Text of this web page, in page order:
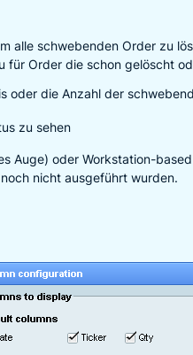
alle schwebenden Order zu
für Order die schon gelöscht
oder die Anzahl der
zu sehen
Auge) oder Workstation-
nicht ausgeführt wurden.